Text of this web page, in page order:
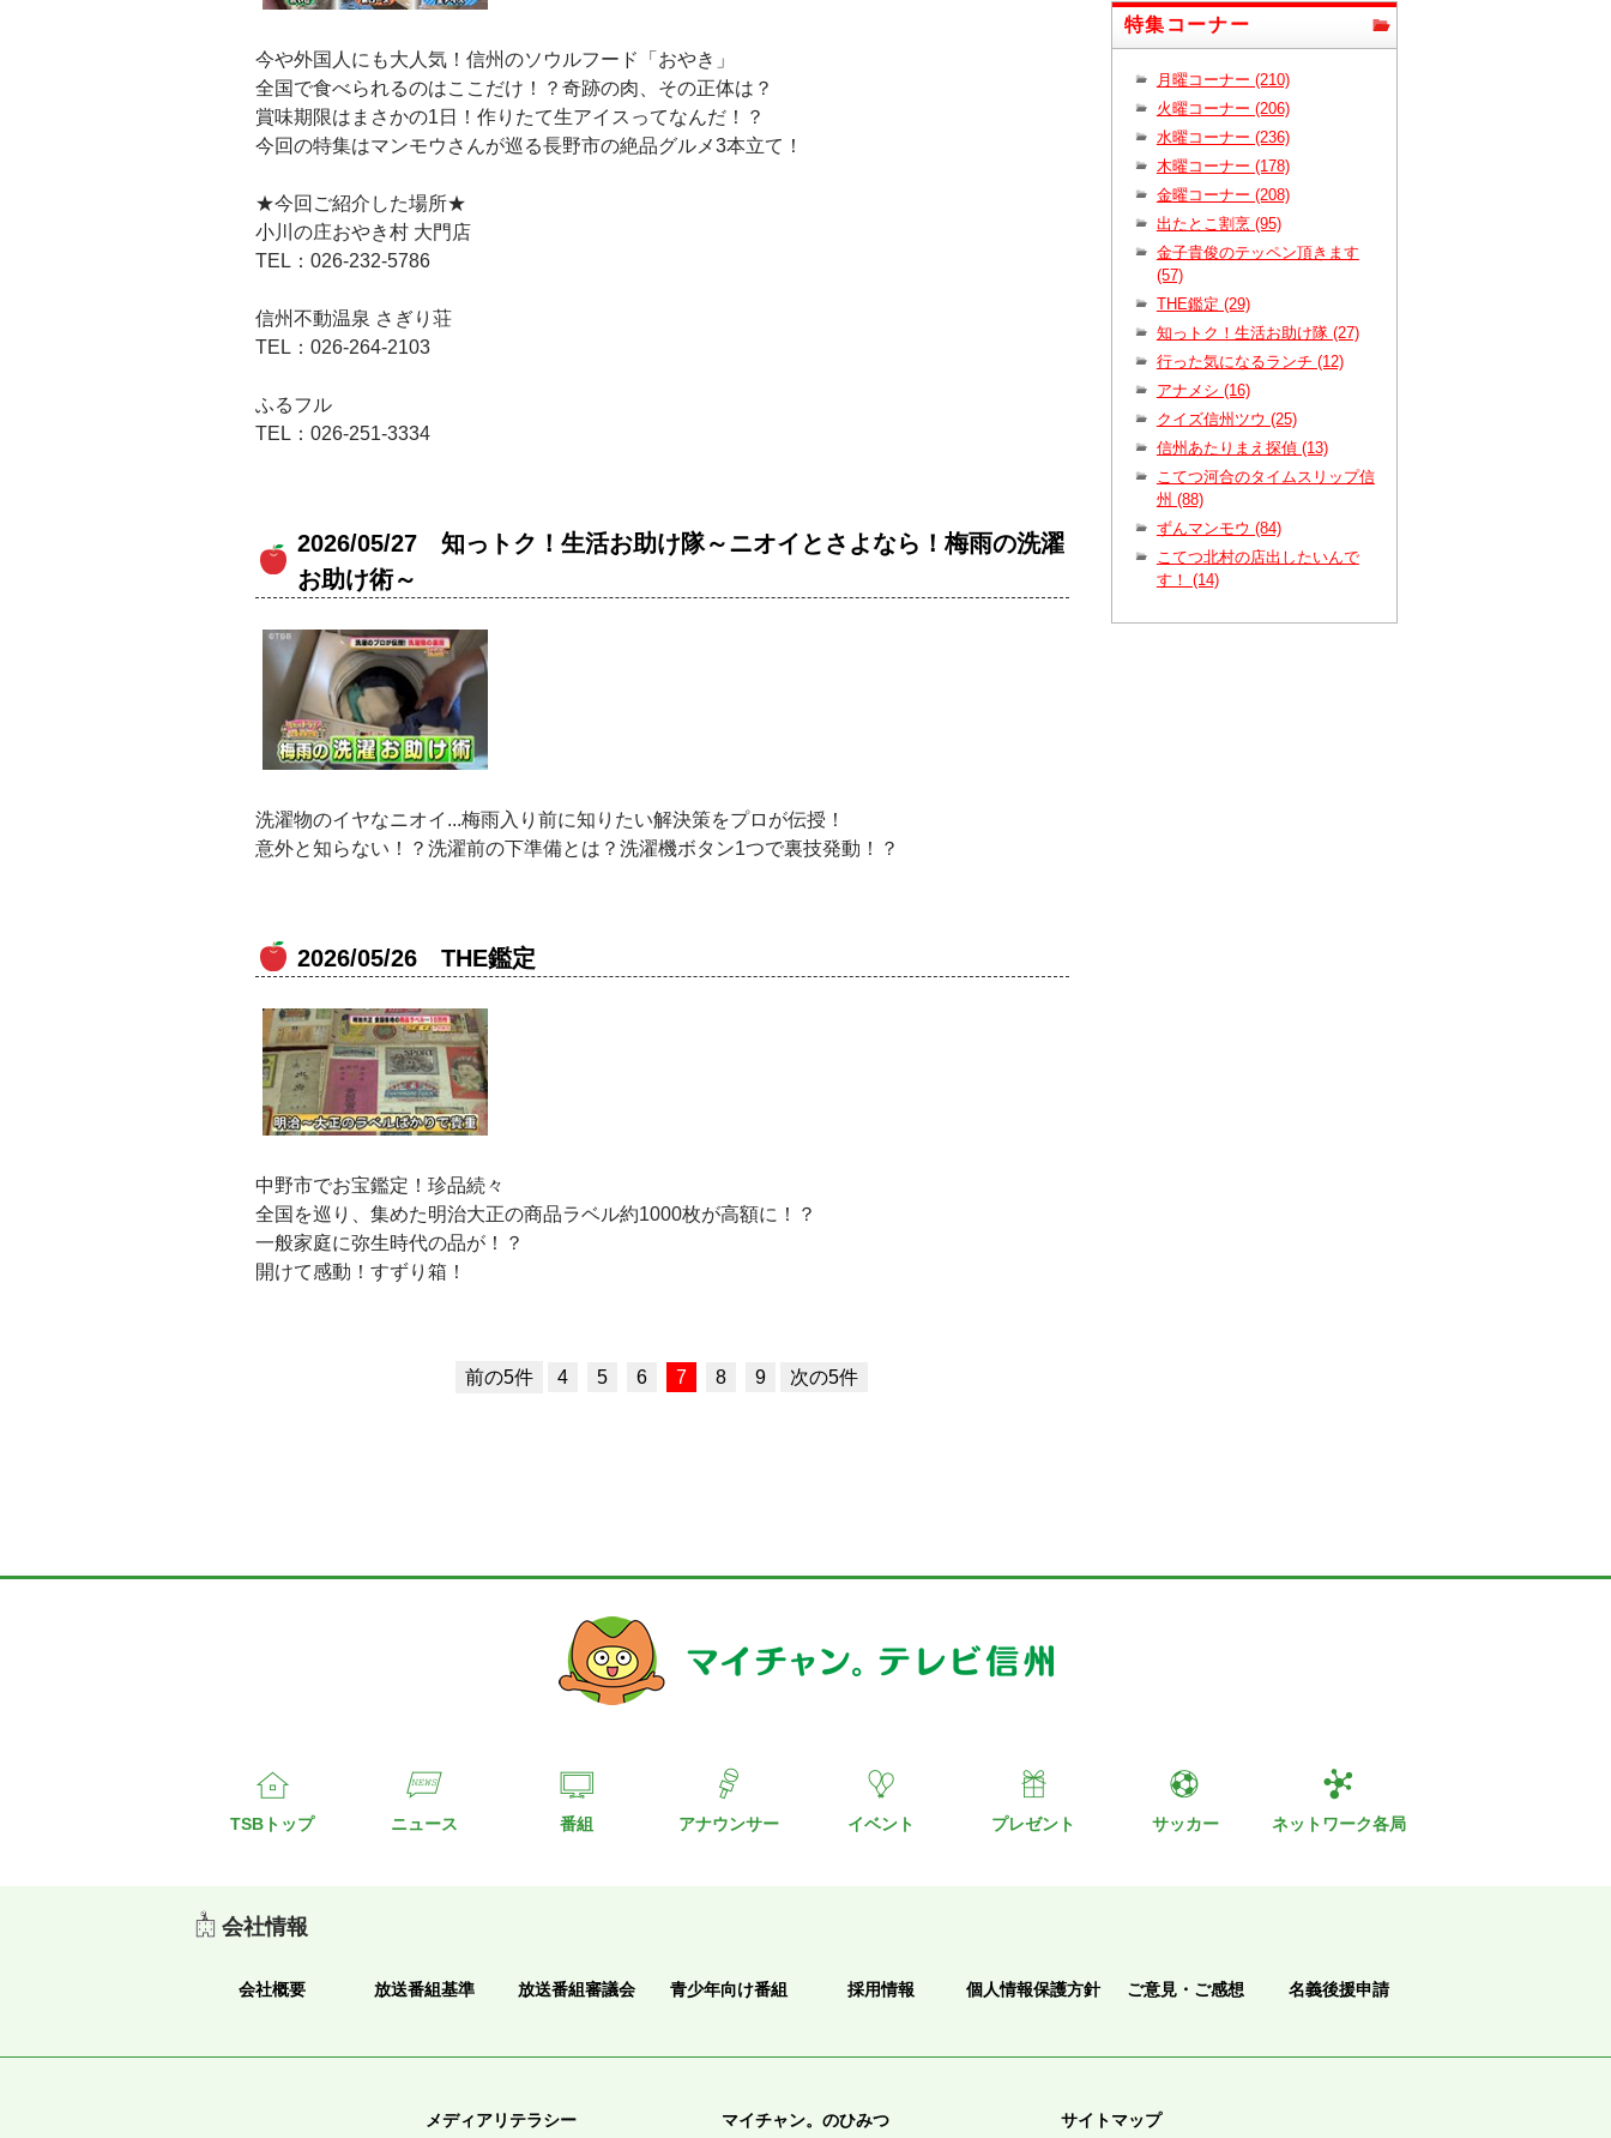
今や外国人にも大人気！信州のソウルフード「おやき」
全国で食べられるのはここだけ！？奇跡の肉、その正体は？
賞味期限はまさかの1日！作りたて生アイスってなんだ！？
今回の特集はマンモウさんが巡る長野市の絶品グルメ3本立て！
★今回ご紹介した場所★
小川の庄おやき村 大門店
TEL：026-232-5786
信州不動温泉 さぎり荘
TEL：026-264-2103
ふるフル
TEL：026-251-3334
2026/05/27 知っトク！生活お助け隊～ニオイとさよなら！梅雨の洗濯
お助け術～
洗濯物のイヤなニオイ...梅雨入り前に知りたい解決策をプロが伝授！
意外と知らない！？洗濯前の下準備とは？洗濯機ボタン1つで裏技発動！？
2026/05/26 THE鑑定
中野市でお宝鑑定！珍品続々
全国を巡り、集めた明治大正の商品ラベル約1000枚が高額に！？
一般家庭に弥生時代の品が！？
開けて感動！すずり箱！
前の5件 4 5 6 7 8 9 次の5件
特集コーナー
月曜コーナー (210)
火曜コーナー (206)
水曜コーナー (236)
木曜コーナー (178)
金曜コーナー (208)
出たとこ割烹 (95)
金子貴俊のテッペン頂きます
(57)
THE鑑定 (29)
知っトク！生活お助け隊 (27)
行った気になるランチ (12)
アナメシ (16)
クイズ信州ツウ (25)
信州あたりまえ探偵 (13)
こてつ河合のタイムスリップ信
州 (88)
ずんマンモウ (84)
こてつ北村の店出したいんで
す！ (14)
TSBトップ ニュース 番組 アナウンサー イベント プレゼント サッカー ネットワーク各局
会社情報
会社概要 放送番組基準 放送番組審議会 青少年向け番組 採用情報 個人情報保護方針 ご意見・ご感想 名義後援申請
メディアリテラシー マイチャン。のひみつ サイトマップ